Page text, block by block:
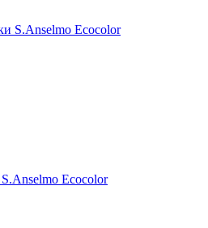
Ecocolor